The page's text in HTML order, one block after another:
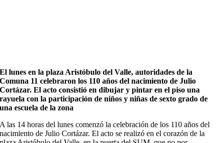
El lunes en la plaza Aristóbulo del Valle, autoridades de la
Comuna 11 celebraron los 110 años del nacimiento de Julio
Cortázar. El acto consistió en dibujar y pintar en el piso una
rayuela con la participación de niños y niñas de sexto grado de
una escuela de la zona
A las 14 horas del lunes comenzó la celebración de los 110 años del
nacimiento de Julio Cortázar. El acto se realizó en el corazón de la